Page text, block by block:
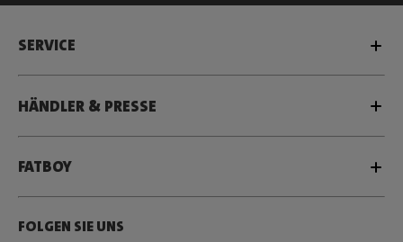
SERVICE
HÄNDLER & PRESSE
FATBOY
FOLGEN SIE UNS